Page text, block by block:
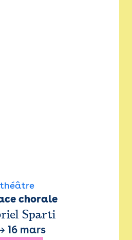
théâtre
chorale
Sparti
16 mars